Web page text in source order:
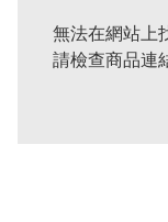
無法在網站上
請檢查商品連